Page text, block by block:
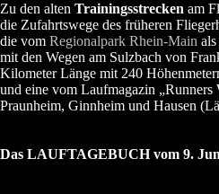
Zu den alten Trainingsstrecken am
die Zufahrtswege des früheren
die vom Regionalpark Rhein-Main
mit den Wegen am Sulzbach von
Kilometer Länge mit 240
und eine vom Laufmagazin
Praunheim, Ginnheim und Hausen
Das LAUFTAGEBUCH vom 9.